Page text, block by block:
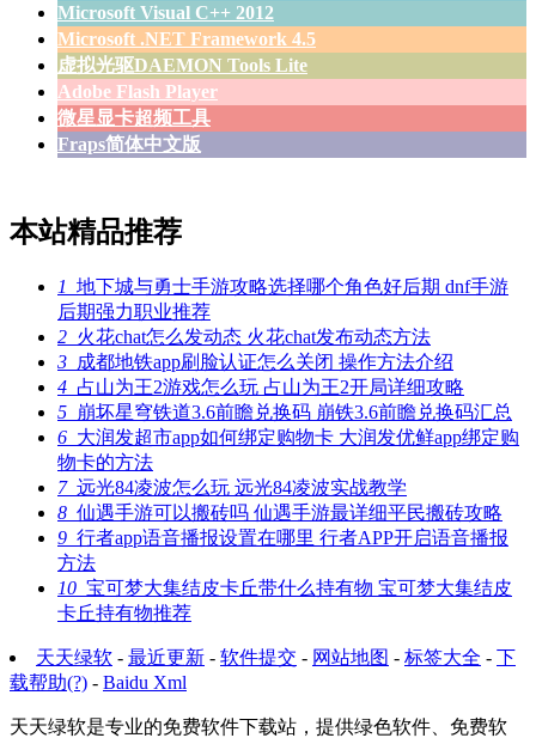
Microsoft Visual C++ 2012
Microsoft .NET Framework 4.5
虚拟光驱DAEMON Tools Lite
Adobe Flash Player
微星显卡超频工具
Fraps简体中文版
本站精品推荐
1 地下城与勇士手游攻略选择哪个角色好后期 dnf手游
后期强力职业推荐
2 火花chat怎么发动态 火花chat发布动态方法
3 成都地铁app刷脸认证怎么关闭 操作方法介绍
4 占山为王2游戏怎么玩 占山为王2开局详细攻略
5 崩坏星穹铁道3.6前瞻兑换码 崩铁3.6前瞻兑换码汇总
6 大润发超市app如何绑定购物卡 大润发优鲜app绑定购
物卡的方法
7远光84凌波怎么玩 远光84凌波实战教学
8 仙遇手游可以搬砖吗 仙遇手游最详细平民搬砖攻略
9 行者app语音播报设置在哪里 行者APP开启语音播报
方法
10 宝可梦大集结皮卡丘带什么持有物 宝可梦大集结皮
卡丘持有物推荐
天天绿软 - 最近更新 - 软件提交 - 网站地图 - 标签大全 - 下
载帮助(?) - Baidu Xml
天天绿软是专业的免费软件下载站，提供绿色软件、免费软